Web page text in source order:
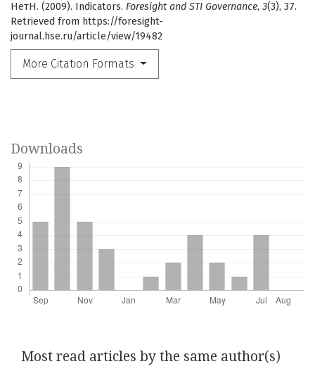
НетН. (2009). Indicators. Foresight and STI Governance, 3(3), 37.
Retrieved from https://foresight-
journal.hse.ru/article/view/19482
More Citation Formats
Downloads
Most read articles by the same author(s)